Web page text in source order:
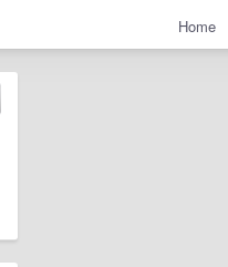
Home